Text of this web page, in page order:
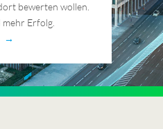
bewerten wollen.
Erfolg.
→